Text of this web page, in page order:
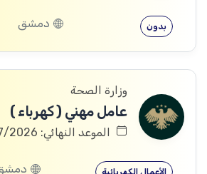
بدون دمشق
وزارة الصحة
عامل مهني ( كهرباء )
الموعد النهائي: 27/07/2026
الأعمال الكهربائية